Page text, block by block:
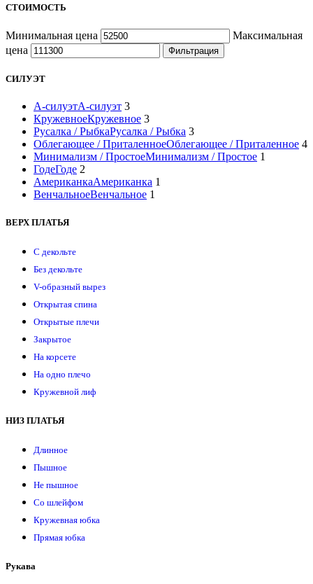
СТОИМОСТЬ
Минимальная цена
Максимальная
цена
Фильтрация
СИЛУЭТ
А-силуэтА-силуэт 3
КружевноеКружевное 3
Русалка / РыбкаРусалка / Рыбка 3
Облегающее / ПриталенноеОблегающее / Приталенное 4
Минимализм / ПростоеМинимализм / Простое 1
ГодеГоде 2
АмериканкаАмериканка 1
ВенчальноеВенчальное 1
ВЕРХ ПЛАТЬЯ
С декольте
Без декольте
V-образный вырез
Открытая спина
Открытые плечи
Закрытое
На корсете
На одно плечо
Кружевной лиф
НИЗ ПЛАТЬЯ
Длинное
Пышное
Не пышное
Со шлейфом
Кружевная юбка
Прямая юбка
Рукава